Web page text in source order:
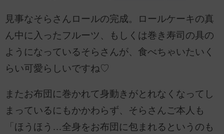
見事なそらさんロールの完成。ロールケーキの真
ん中に入ったフルーツ、もしくは巻き寿司の具の
ようになっているそらさんが、食べちゃいたいく
らい可愛らしいですね♡
またお布団に巻かれて身動きがとれなくなってし
まっているにもかかわらず、そらさんご本人も
「ほうほう…全身をお布団に包まれるというのも